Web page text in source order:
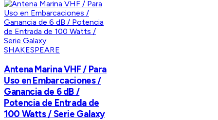
SHAKESPEARE
Antena Marina VHF / Para
Uso en Embarcaciones /
Ganancia de 6 dB /
Potencia de Entrada de
100 Watts / Serie Galaxy